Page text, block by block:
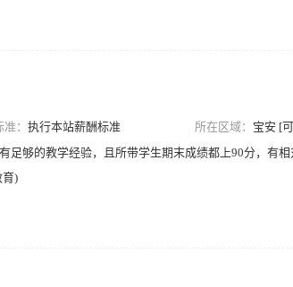
： 执行本站薪酬标准 所在区域： 宝安 [
足够的教学经验，且所带学生期末成绩都上90分，有相
育)